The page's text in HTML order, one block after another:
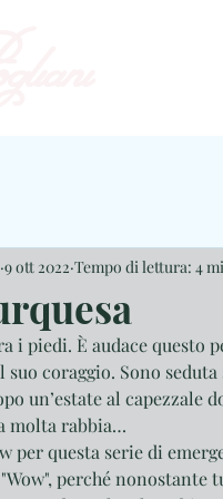
9 ott 2022 Tempo di lettura: 4
i piedi. È audace questo
coraggio. Sono
un’estate al capezzale
molta rabbia…
per questa serie di
perché